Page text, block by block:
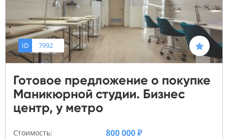
ID 7992
Готовое предложение о покупке
Маникюрной студии. Бизнес
центр, у метро
Стоимость: 800 000 ₽